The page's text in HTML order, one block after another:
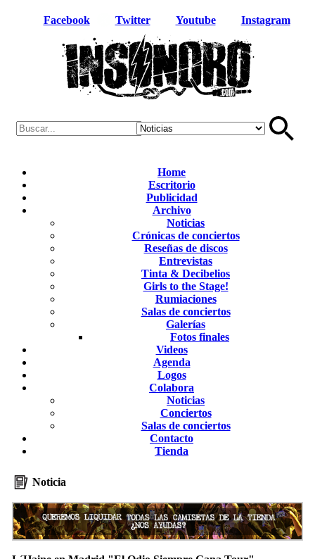
Facebook Twitter Youtube Instagram
Home
Escritorio
Publicidad
Archivo
Noticias
Crónicas de conciertos
Reseñas de discos
Entrevistas
Tinta & Decibelios
Girls to the Stage!
Rumiaciones
Salas de conciertos
Galerías
Fotos finales
Videos
Agenda
Logos
Colabora
Noticias
Conciertos
Salas de conciertos
Contacto
Tienda
Noticia